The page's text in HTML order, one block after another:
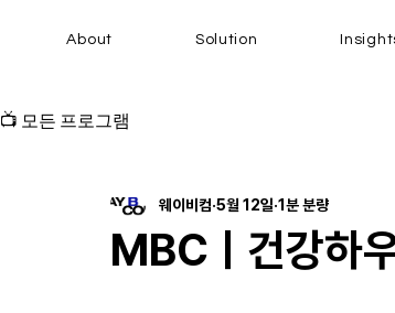
About Solution
📺 모든 프로그램
MBCㅣ건강하
웨이비컴 5월 12일 1분 분량